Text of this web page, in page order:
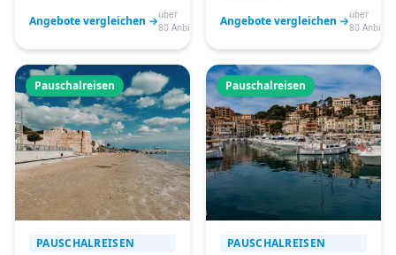
Angebote vergleichen →über
80 Anbieter
Angebote vergleichen →über
80
Pauschalreisen
PAUSCHALREISEN
Pauschalreisen
PAUSCHALREISEN